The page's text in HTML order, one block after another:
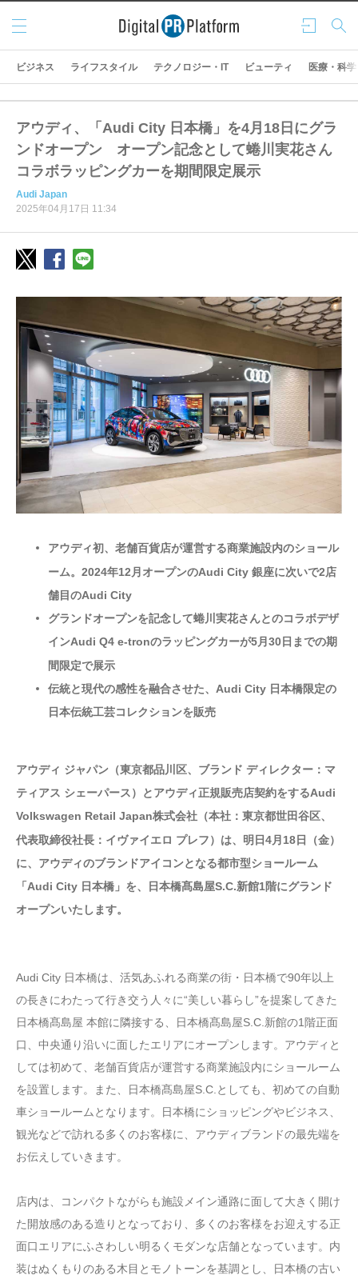
ログ
イン
検索
メニ
ュー
ビジネス ライフスタイル テクノロジー・IT ビューティ 医療・科学
アウディ、「Audi City 日本橋」を4月18日にグラ
ンドオープン オープン記念として蜷川実花さん
コラボラッピングカーを期間限定展示
Audi Japan
2025年04月17日 11:34
アウディ初、老舗百貨店が運営する商業施設内のショール
ーム。2024年12月オープンのAudi City 銀座に次いで2店
舗目のAudi City
グランドオープンを記念して蜷川実花さんとのコラボデザ
インAudi Q4 e-tronのラッピングカーが5月30日までの期
間限定で展示
伝統と現代の感性を融合させた、Audi City 日本橋限定の
日本伝統工芸コレクションを販売
アウディ ジャパン（東京都品川区、ブランド ディレクター：マ
ティアス シェーパース）とアウディ正規販売店契約をするAudi
Volkswagen Retail Japan株式会社（本社：東京都世田谷区、
代表取締役社長：イヴァイエロ プレフ）は、明日4月18日（金）
に、アウディのブランドアイコンとなる都市型ショールーム
「Audi City 日本橋」を、日本橋髙島屋S.C.新館1階にグランド
オープンいたします。
Audi City 日本橋は、活気あふれる商業の街・日本橋で90年以上
の長きにわたって行き交う人々に“美しい暮らし”を提案してきた
日本橋髙島屋 本館に隣接する、日本橋髙島屋S.C.新館の1階正面
口、中央通り沿いに面したエリアにオープンします。アウディと
しては初めて、老舗百貨店が運営する商業施設内にショールーム
を設置します。また、日本橋髙島屋S.C.としても、初めての自動
車ショールームとなります。日本橋にショッピングやビジネス、
観光などで訪れる多くのお客様に、アウディブランドの最先端を
お伝えしていきます。
店内は、コンパクトながらも施設メイン通路に面して大きく開け
た開放感のある造りとなっており、多くのお客様をお迎えする正
面口エリアにふさわしい明るくモダンな店舗となっています。内
装はぬくもりのある木目とモノトーンを基調とし、日本橋の古い